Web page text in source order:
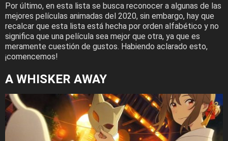
Por último, en esta lista se busca reconocer a algunas de las
mejores películas animadas del 2020, sin embargo, hay que
recalcar que esta lista está hecha por orden alfabético y no
significa que una película sea mejor que otra, ya que es
meramente cuestión de gustos. Habiendo aclarado esto,
¡comencemos!
A WHISKER AWAY